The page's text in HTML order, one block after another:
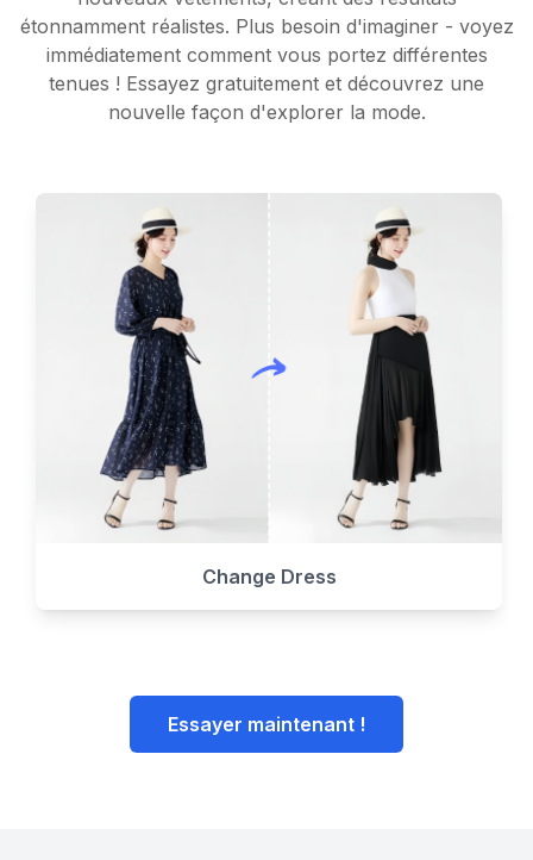
étonnamment réalistes. Plus besoin d'imaginer - voyez
immédiatement comment vous portez différentes
tenues ! Essayez gratuitement et découvrez une
nouvelle façon d'explorer la mode.
Change Dress
Essayer maintenant !